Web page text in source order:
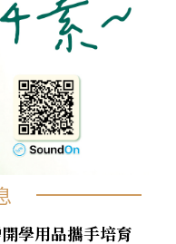
學用品攜手培育